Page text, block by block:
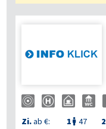
Zi.ab €: 1  47 2